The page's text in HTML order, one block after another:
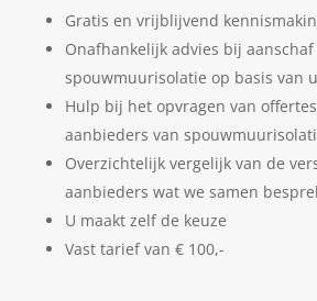
Gratis en vrijblijvend
Onafhankelijk advies bij aanschaf
spouwmuurisolatie op basis van
Hulp bij het opvragen van
aanbieders van
Overzichtelijk vergelijk van de
aanbieders wat we samen
U maakt zelf de keuze
Vast tarief van € 100,-